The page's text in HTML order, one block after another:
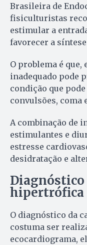
Brasileira de
fisiculturistas
estimular a
favorecer a
O problema é que,
inadequado pode
condição que
convulsões, coma
A combinação de
estimulantes e
estresse
desidratação e
hipertrófica
O diagnóstico da
costuma ser
ecocardiograma,